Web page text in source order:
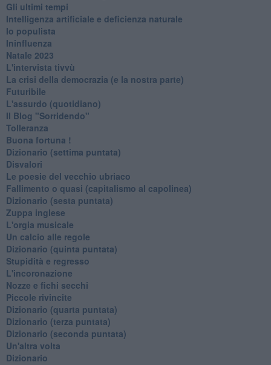
Gli ultimi tempi
Intelligenza artificiale e deficienza naturale
Io populista
Ininfluenza
Natale 2023
L'intervista tivvù
La crisi della democrazia (e la nostra parte)
Futuribile
L'assurdo (quotidiano)
Il Blog "Sorridendo"
Tolleranza
Buona fortuna !
​Dizionario (settima puntata)
Disvalori
Le poesie del vecchio ubriaco
Fallimento o quasi (capitalismo al capolinea)
Dizionario (sesta puntata)
Zuppa inglese
L'orgia musicale
Un calcio alle regole
Dizionario (quinta puntata)
Stupidità e regresso
L'incoronazione
Nozze e fichi secchi
Piccole rivincite
​Dizionario (quarta puntata)
​Dizionario (terza puntata)
​Dizionario (seconda puntata)
Un'altra volta
Dizionario